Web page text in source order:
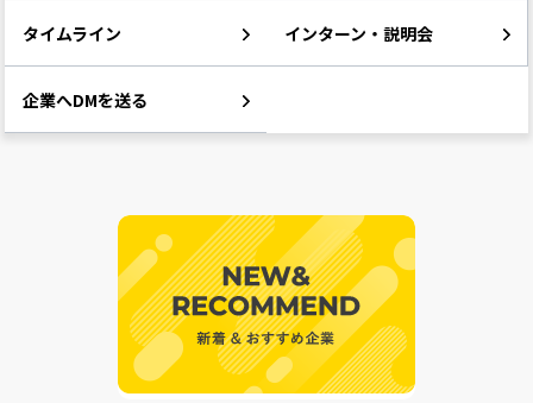
タイムライン インターン・説明会
企業へDMを送る